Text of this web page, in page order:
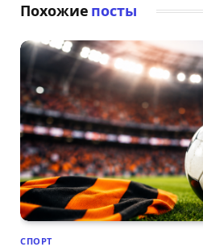
Похожие посты
СПОРТ